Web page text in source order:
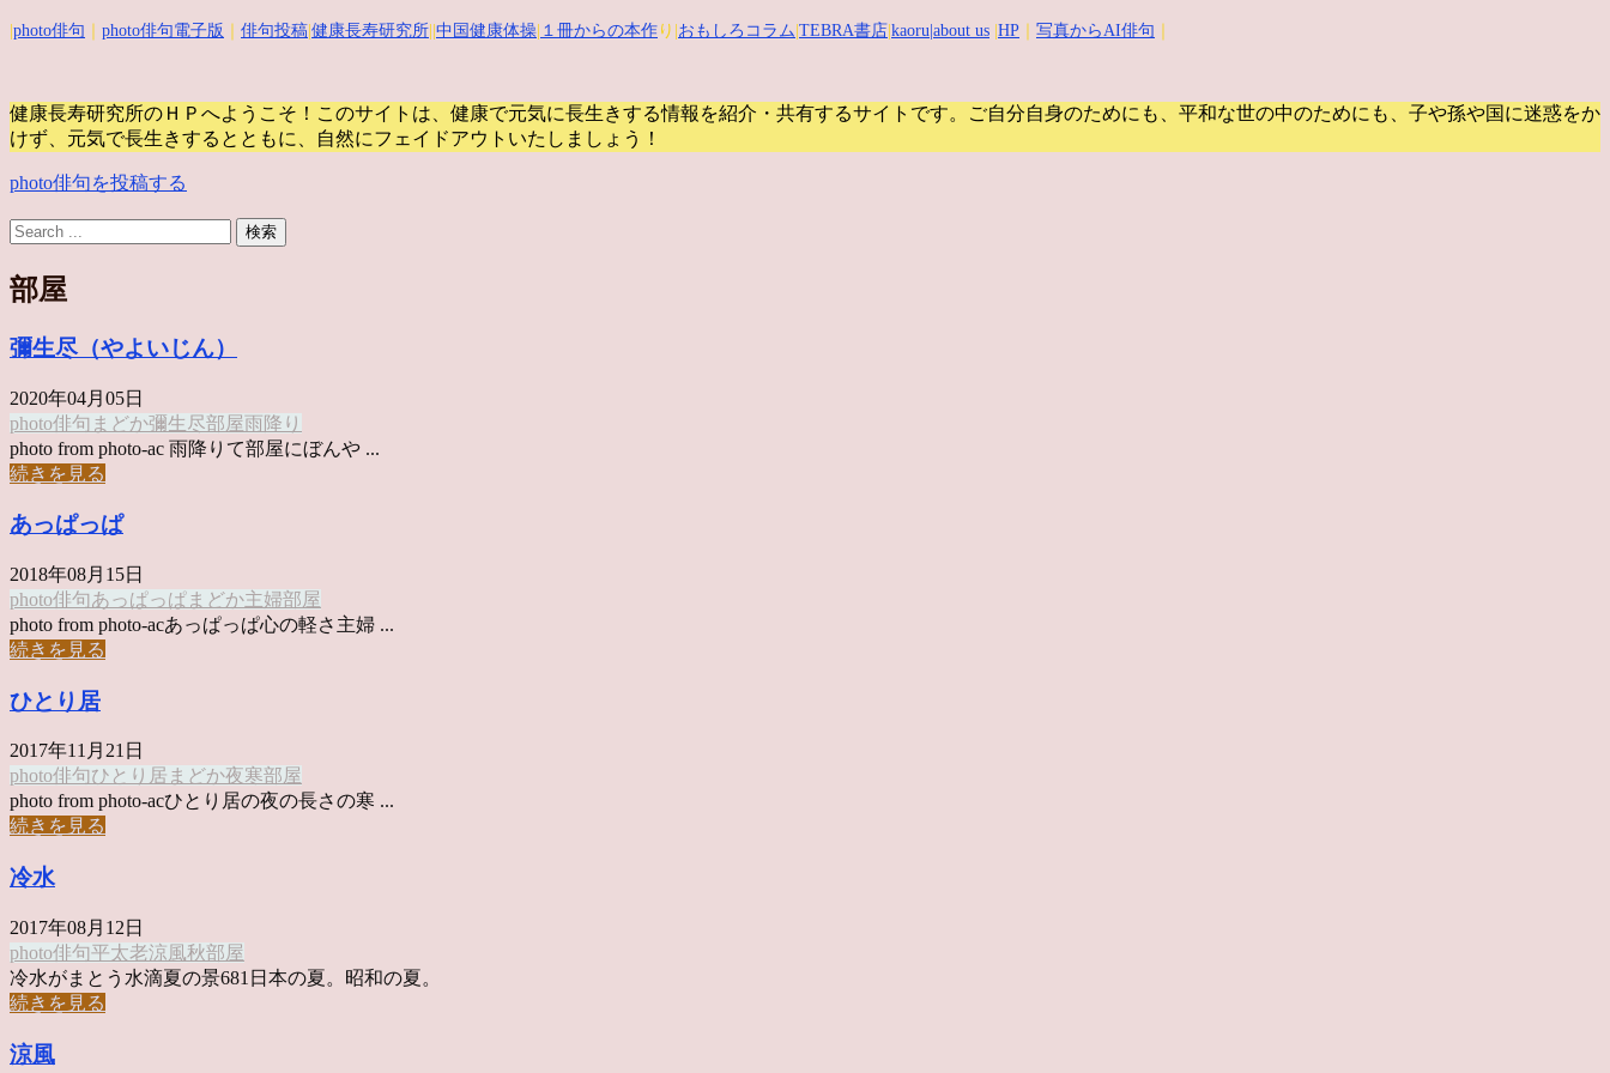
photo俳句 photo俳句電子版 俳句投稿 健康長寿研究所 中国健康体操 １冊からの本作 り| おもしろコラム TEBRA書店 kaoru |about us HP 写真からAI俳句
健康長寿研究所のＨＰへようこそ！このサイトは、健康で元気に長生きする情報を紹介・共有するサイトです。
ご自分自身のためにも、平和な世の中のためにも、子や孫や国に迷惑をか
けず、元気で長生きするとともに、自然にフェイドアウトいたしましょう！
photo俳句を投稿する
部屋
彌生尽（やよいじん）
2020年04月05日
photo俳句 まどか彌生尽部屋雨降り
photo from photo-ac 雨降りて部屋にぼんや ...
続きを見る
あっぱっぱ
2018年08月15日
photo俳句あっぱっぱまどか主婦部屋
photo from photo-acあっぱっぱ心の軽さ主婦 ...
続きを見る
ひとり居
2017年11月21日
photo俳句ひとり居 まどか夜寒部屋
photo from photo-acひとり居の夜の長さの寒 ...
続きを見る
冷水
2017年08月12日
photo俳句平太老涼風秋部屋
冷水がまとう水滴夏の景681日本の夏。昭和の夏。
続きを見る
涼風